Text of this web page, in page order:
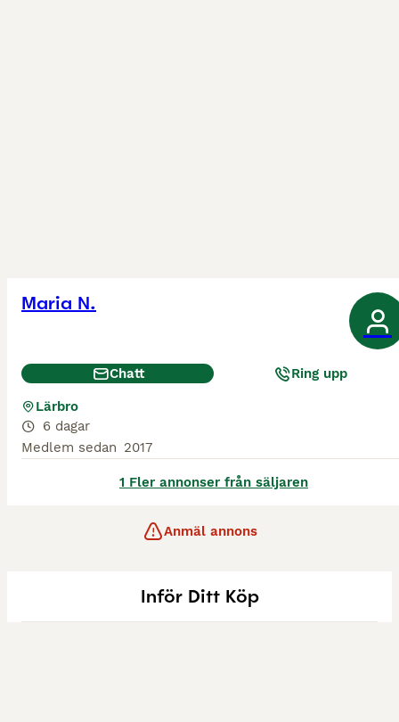
Maria N.
Chatt Ring upp
Lärbro
6 dagar
Medlem sedan 2017
1 Fler annonser från säljaren
Anmäl annons
Inför Ditt Köp